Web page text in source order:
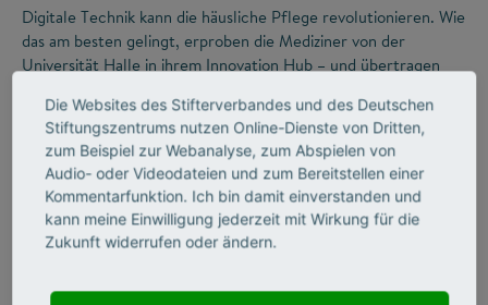
Digitale Technik kann die häusliche Pflege revolutionieren. Wie
das am besten gelingt, erproben die Mediziner von der
Universität Halle in ihrem Innovation Hub – und übertragen
Die Websites des Stifterverbandes und des Deutschen
Stiftungszentrums nutzen Online-Dienste von Dritten,
zum Beispiel zur Webanalyse, zum Abspielen von
Audio- oder Videodateien und zum Bereitstellen einer
Kommentarfunktion. Ich bin damit einverstanden und
kann meine Einwilligung jederzeit mit Wirkung für die
Zukunft widerrufen oder ändern.